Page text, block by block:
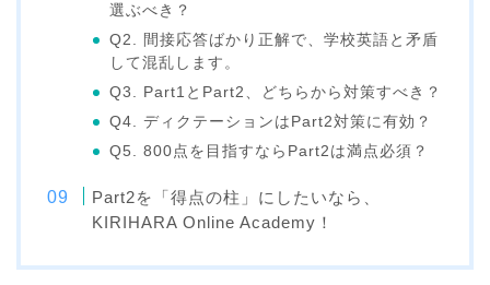
選ぶべき？
Q2. 間接応答ばかり正解で、学校英語と矛盾
して混乱します。
Q3. Part1とPart2、どちらから対策すべき？
Q4. ディクテーションはPart2対策に有効？
Q5. 800点を目指すならPart2は満点必須？
Part2を「得点の柱」にしたいなら、
KIRIHARA Online Academy！